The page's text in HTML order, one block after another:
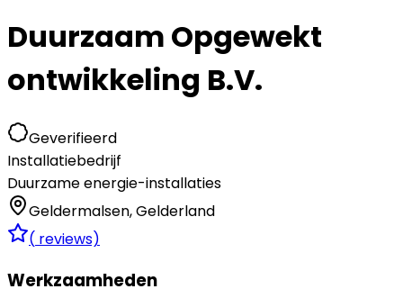
Duurzaam Opgewekt
ontwikkeling B.V.
Geverifieerd
Installatiebedrijf
Duurzame energie-installaties
Geldermalsen,Gelderland
( reviews)
Werkzaamheden